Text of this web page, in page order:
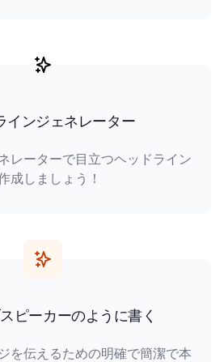
インジェネレーター
レーターで目立つヘッドライン
成しましょう！
ピーカーのように書く
を伝えるための明確で簡潔で本